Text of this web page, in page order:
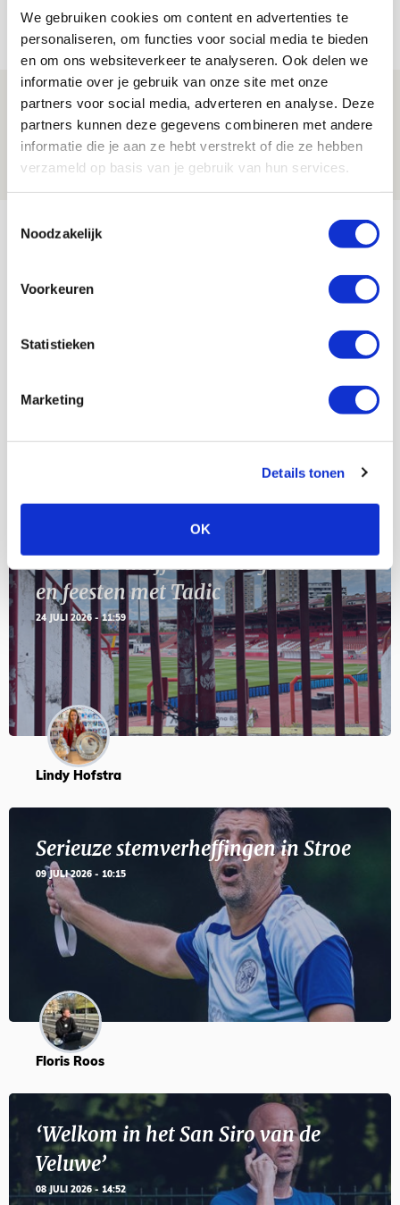
We gebruiken cookies om content en advertenties te
personaliseren, om functies voor social media te bieden
en om ons websiteverkeer te analyseren. Ook delen we
informatie over je gebruik van onze site met onze
partners voor social media, adverteren en analyse. Deze
partners kunnen deze gegevens combineren met andere
informatie die je aan ze hebt verstrekt of die ze hebben
verzameld op basis van je gebruik van hun services.
Noodzakelijk
Voorkeuren
Statistieken
Marketing
Details tonen
OK
08 AUGUSTUS 2026 - 11:34
NIEUWS
Spelen bij Jong Ajax of Ajax 1? Dat
maakt Abdalla ‘geen reet’ uit
08 AUGUSTUS 2026 - 10:04
NIEUWS
Selectiedag ballenjongens/-meiden
SEP
Servische maffiabaas in grauwe bak
en feesten met Tadic
24 JULI 2026 - 11:59
Lindy Hofstra
Serieuze stemverheffingen in Stroe
09 JULI 2026 - 10:15
Floris Roos
‘Welkom in het San Siro van de
Veluwe’
08 JULI 2026 - 14:52